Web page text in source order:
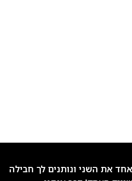
את השני ונותנים לך חבילה